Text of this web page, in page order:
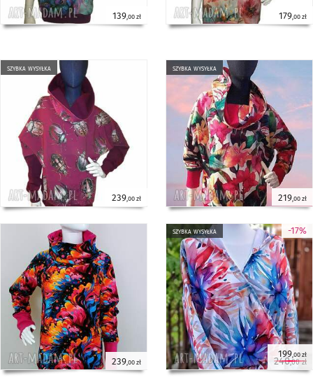
139,00 zł 179,00 zł
szybka wysyłka
239,00 zł
szybka wysyłka
219,00 zł
239,00 zł
-17%
szybka wysyłka
199,00 zł
240,00 zł